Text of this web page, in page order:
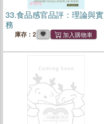
33.食品感官品評：理論與實
務
庫存：2